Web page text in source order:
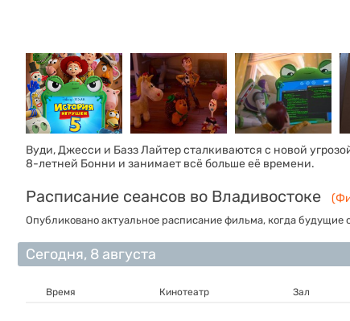
Вуди, Джесси и Базз Лайтер сталкиваются с новой
8-летней Бонни и занимает всё больше её времени.
Расписание сеансов во Владивостоке
Опубликовано актуальное расписание фильма, когда будущие
Сегодня, 8 августа
Время Кинотеатр Зал